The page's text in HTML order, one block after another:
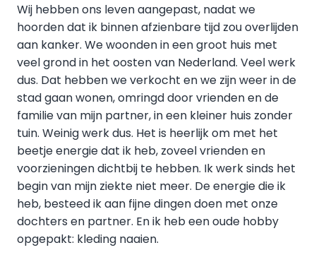
Wij hebben ons leven aangepast, nadat we
hoorden dat ik binnen afzienbare tijd zou overlijden
aan kanker. We woonden in een groot huis met
veel grond in het oosten van Nederland. Veel werk
dus. Dat hebben we verkocht en we zijn weer in de
stad gaan wonen, omringd door vrienden en de
familie van mijn partner, in een kleiner huis zonder
tuin. Weinig werk dus. Het is heerlijk om met het
beetje energie dat ik heb, zoveel vrienden en
voorzieningen dichtbij te hebben. Ik werk sinds het
begin van mijn ziekte niet meer. De energie die ik
heb, besteed ik aan fijne dingen doen met onze
dochters en partner. En ik heb een oude hobby
opgepakt: kleding naaien.